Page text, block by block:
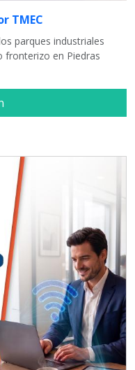
TMEC
parques industriales
fronterizo en Piedras